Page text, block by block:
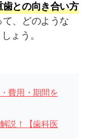
との向き合い方
て、どのような
ょう。
費用・期間を
説！【歯科医